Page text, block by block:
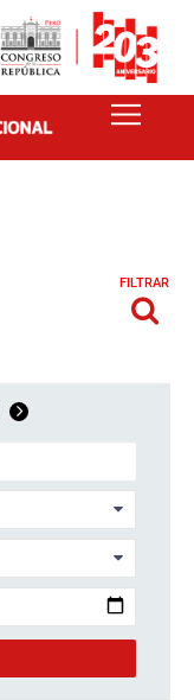
FILTRAR